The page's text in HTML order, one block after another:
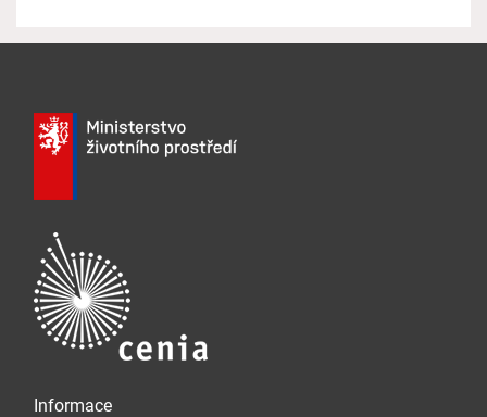
Informace